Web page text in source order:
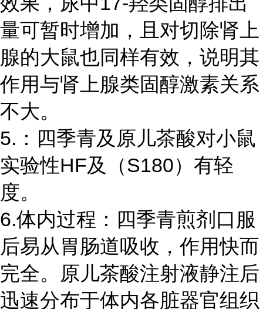
量可暂时增加，且对切除肾上
腺的大鼠也同样有效，说明其
作用与肾上腺类固醇激素关系
不大。
5.：四季青及原儿茶酸对小鼠
实验性HF及（S180）有轻
度。
6.体内过程：四季青煎剂口服
后易从胃肠道吸收，作用快而
完全。原儿茶酸注射液静注后
迅速分布于体内各脏器官组织